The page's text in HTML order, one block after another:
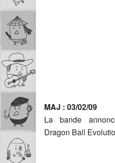
MAJ : 03/02/09
La bande
Dragon Ball